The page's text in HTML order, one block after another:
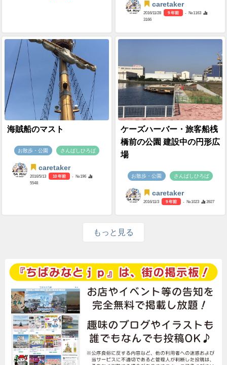
caretaker
2016/11/28 9 年前
- №1163
3166
海賊船のマスト
お散歩・公園 さんばしひろば
caretaker
2016/5/13 10 年前
- №196
5548
ケーズハーバー・旅客船桟
橋前の公園 建設中の円形広
場
お散歩・公園 さんばしひろば
caretaker
2016/11/3 9 年前 - №1023 3927
もっと見る